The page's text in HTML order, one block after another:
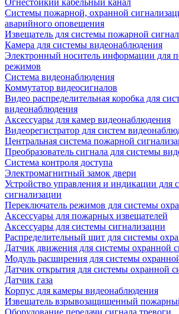
Огнестойкий кабельный канал
Системы пожарной, охранной
аварийного оповещения
Извещатель для системы пожарной
Камера для системы видеонаблюдения
Электронный носитель информации для
режимов
Система видеонаблюдения
Коммутатор видеосигналов
Видео распределительная коробка для
видеонаблюдения
Аксессуары для камер видеонаблюдения
Видеорегистратор для систем
Центральная система пожарной
Преобразователь сигнала для системы
Система контроля доступа
Электромагнитный замок двери
Устройство управления и индикации для
сигнализации
Переключатель режимов для системы
Аксессуары для пожарных извещателей
Аксессуары для системы сигнализации
Распределительный щит для системы
Датчик движения для системы охранной
Модуль расширения для системы
Датчик открытия для системы охранной
Датчик газа
Корпус для камеры видеонаблюдения
Извещатель взрывозащищенный
Оборудование передачи сигнала тревоги